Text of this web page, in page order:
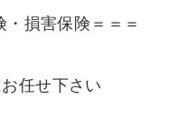
・損害保険＝＝＝
任せ下さい